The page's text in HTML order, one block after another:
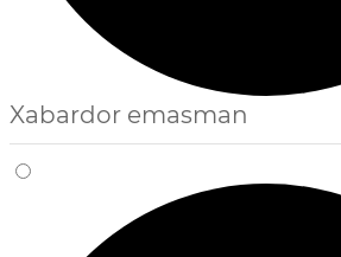
Xabardor emasman